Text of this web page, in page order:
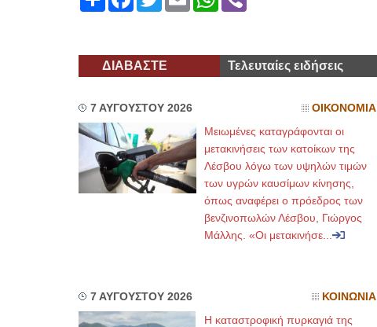
ΔΙΑΒΑΣΤΕ Τελευταίες ειδήσεις
7 ΑΥΓΟΥΣΤΟΥ 2026 ΟΙΚΟΝΟΜΙΑ
Μειωμένες καταγράφονται οι
μετακινήσεις των κατοίκων της
Λέσβου λόγω των υψηλών τιμών
των υγρών καυσίμων κίνησης,
όπως αναφέρει ο πρόεδρος των
βενζινοπωλών Λέσβου, Γιώργος
Μάλλης. «Οι μετακινήσε...
7 ΑΥΓΟΥΣΤΟΥ 2026 ΚΟΙΝΩΝΙΑ
Η καταστροφική πυρκαγιά της